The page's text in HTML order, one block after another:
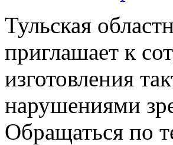
Тульская
приглашает к
изготовления
нарушениями
Обращаться по